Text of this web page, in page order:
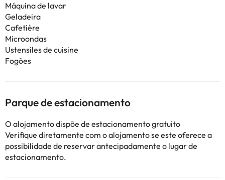
Máquina de lavar
Geladeira
Cafetière
Microondas
Ustensiles de cuisine
Fogões
Parque de estacionamento
O alojamento dispõe de estacionamento gratuito
Verifique diretamente com o alojamento se este oferece a
possibilidade de reservar antecipadamente o lugar de
estacionamento.